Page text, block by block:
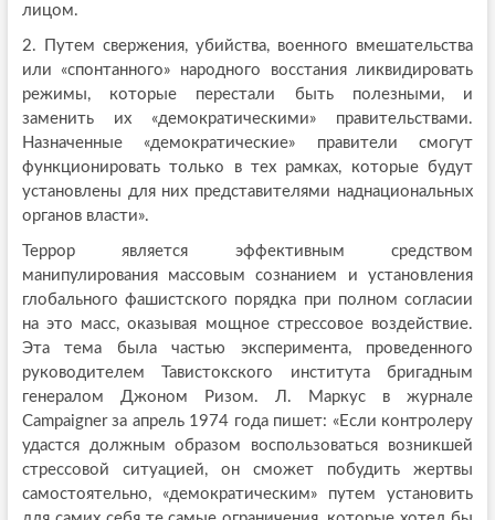
лицом.
2. Путем свержения, убийства, военного вмешательства
или «спонтанного» народного восстания ликвидировать
режимы, которые перестали быть полезными, и
заменить их «демократическими» правительствами.
Назначенные «демократические» правители смогут
функционировать только в тех рамках, которые будут
установлены для них представителями наднациональных
органов власти».
Террор является эффективным средством
манипулирования массовым сознанием и установления
глобального фашистского порядка при полном согласии
на это масс, оказывая мощное стрессовое воздействие.
Эта тема была частью эксперимента, проведенного
руководителем Тавистокского института бригадным
генералом Джоном Ризом. Л. Маркус в журнале
Campaigner за апрель 1974 года пишет: «Если контролеру
удастся должным образом воспользоваться возникшей
стрессовой ситуацией, он сможет побудить жертвы
самостоятельно, «демократическим» путем установить